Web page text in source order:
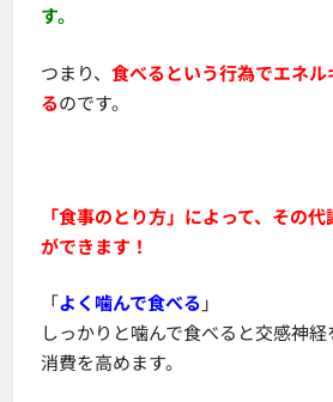
す。
つまり、 食べるという行為でエネ
るのです。
「食事のとり方」によって、その
ができます！
「よく噛んで食べる 」
しっかりと噛んで食べると交感神
消費を高めます。